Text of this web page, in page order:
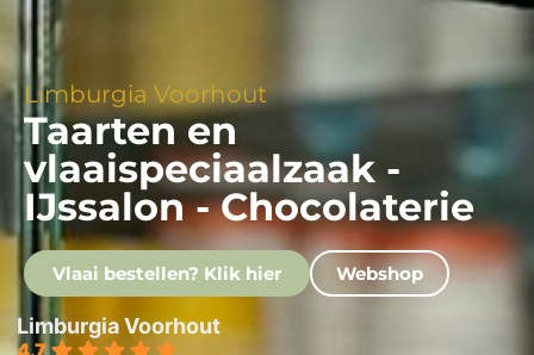
Limburgia Voorhout
Taarten en
vlaaispeciaalzaak -
IJssalon - Chocolaterie
Vlaai bestellen? Klik hier Webshop
Limburgia Voorhout
4.7